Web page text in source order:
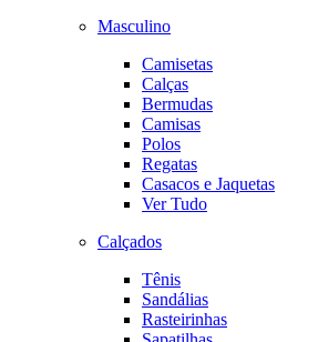
Masculino
Camisetas
Calças
Bermudas
Camisas
Polos
Regatas
Casacos e Jaquetas
Ver Tudo
Calçados
Tênis
Sandálias
Rasteirinhas